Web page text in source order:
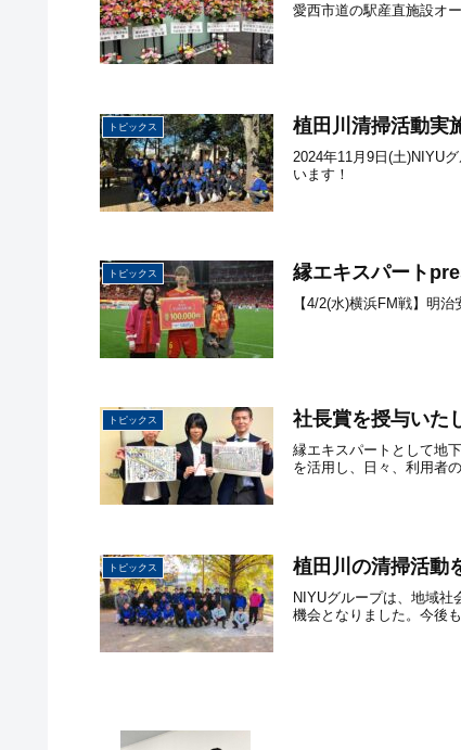
愛西市道の駅産直施設オ
トピックス 植田川清掃活動実
2024年11月9日(土)NIYU
います！
トピックス 縁エキスパート
【4/2(水)横浜FM戦】明
トピックス 社長賞を授与いた
縁エキスパートとして地
を活用し、日々、利用者
トピックス 植田川の清掃活動
NIYUグループは、地域社
機会となりました。今後